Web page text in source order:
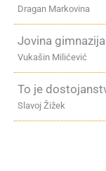
Dragan Markovina
Jovina
Vukašin Milićević
To je
Slavoj Žižek